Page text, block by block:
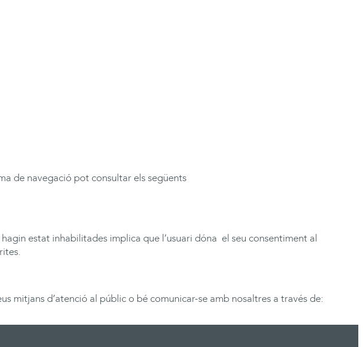
de navegació pot consultar els següents
hagin estat inhabilitades implica que l’usuari dóna el seu consentiment al
mitjans d’atenció al públic o bé comunicar-se amb nosaltres a través de: